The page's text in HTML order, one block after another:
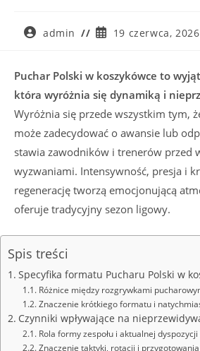
Postadmin
Post19 czerwca, 2026
Puchar Polski w koszykówce to
która wyróżnia się dynamiką i
Wyróżnia się przede wszystkim tym,
może zadecydować o awansie lub
stawia zawodników i trenerów przed
wyzwaniami. Intensywność, presja i
regenerację tworzą emocjonującą
oferuje tradycyjny sezon ligowy.
Spis treści
Specyfika formatu Pucharu Polski w
Różnice między rozgrywkami
Znaczenie krótkiego formatu i
Czynniki wpływające na
Rola formy zespołu i aktualnej
Znaczenie taktyki, rotacji i